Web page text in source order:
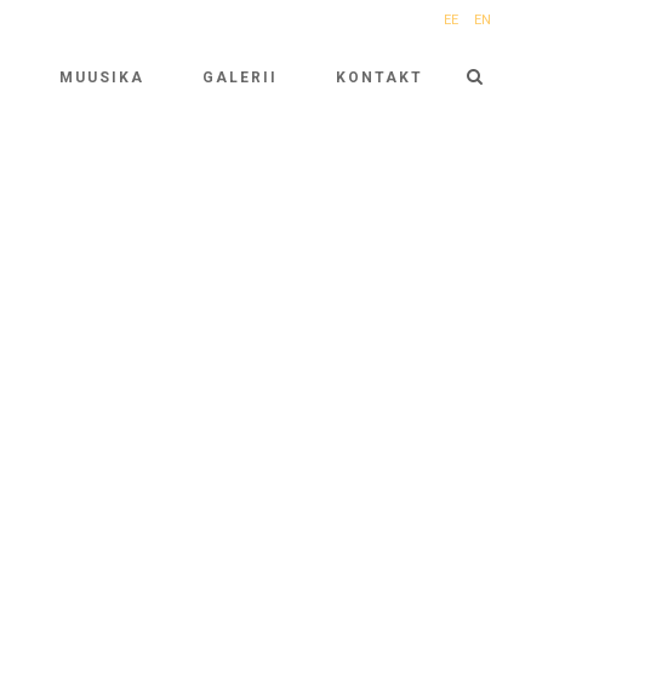
EE EN
MUUSIKA GALERII KONTAKT